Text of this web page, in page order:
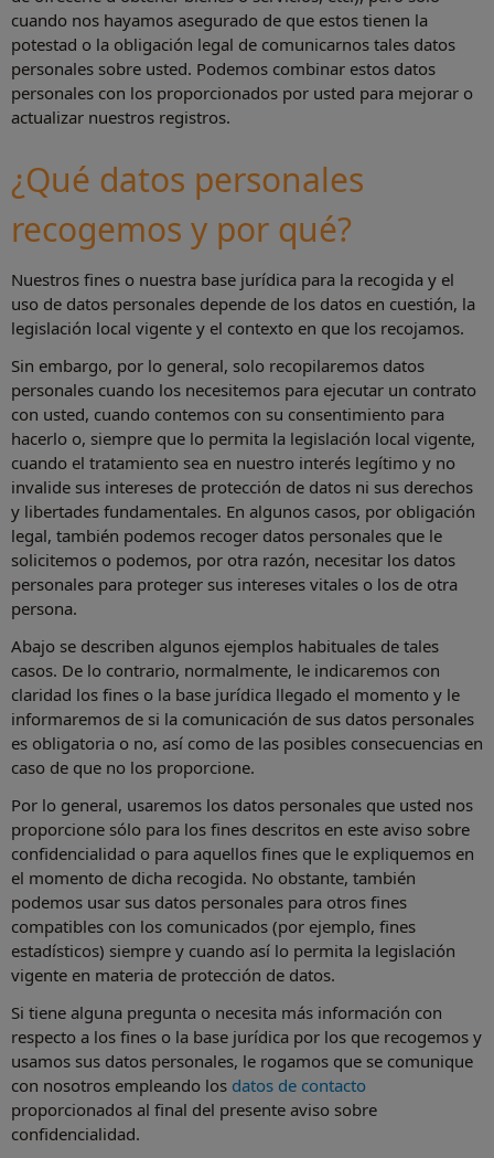
cuando nos hayamos asegurado de que estos tienen la
potestad o la obligación legal de comunicarnos tales datos
personales sobre usted. Podemos combinar estos datos
personales con los proporcionados por usted para mejorar o
actualizar nuestros registros.
¿Qué datos personales
recogemos y por qué?
Nuestros fines o nuestra base jurídica para la recogida y el
uso de datos personales depende de los datos en cuestión, la
legislación local vigente y el contexto en que los recojamos.
Sin embargo, por lo general, solo recopilaremos datos
personales cuando los necesitemos para ejecutar un contrato
con usted, cuando contemos con su consentimiento para
hacerlo o, siempre que lo permita la legislación local vigente,
cuando el tratamiento sea en nuestro interés legítimo y no
invalide sus intereses de protección de datos ni sus derechos
y libertades fundamentales. En algunos casos, por obligación
legal, también podemos recoger datos personales que le
solicitemos o podemos, por otra razón, necesitar los datos
personales para proteger sus intereses vitales o los de otra
persona.
Abajo se describen algunos ejemplos habituales de tales
casos. De lo contrario, normalmente, le indicaremos con
claridad los fines o la base jurídica llegado el momento y le
informaremos de si la comunicación de sus datos personales
es obligatoria o no, así como de las posibles consecuencias en
caso de que no los proporcione.
Por lo general, usaremos los datos personales que usted nos
proporcione sólo para los fines descritos en este aviso sobre
confidencialidad o para aquellos fines que le expliquemos en
el momento de dicha recogida. No obstante, también
podemos usar sus datos personales para otros fines
compatibles con los comunicados (por ejemplo, fines
estadísticos) siempre y cuando así lo permita la legislación
vigente en materia de protección de datos.
Si tiene alguna pregunta o necesita más información con
respecto a los fines o la base jurídica por los que recogemos y
usamos sus datos personales, le rogamos que se comunique
con nosotros empleando los datos de contacto
proporcionados al final del presente aviso sobre
confidencialidad.